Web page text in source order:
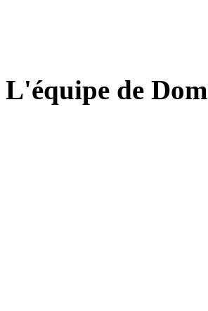
L'équipe de